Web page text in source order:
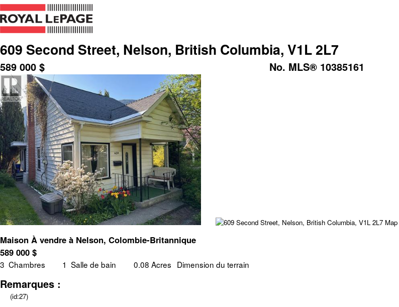
609 Second Street, Nelson, British Columbia, V1L 2L7
589 000 $ No. MLS® 10385161
Maison À vendre à Nelson, Colombie-Britannique
589 000 $
3 Chambres 1 Salle de bain 0.08 Acres Dimension du terrain
Remarques :
(id:27)